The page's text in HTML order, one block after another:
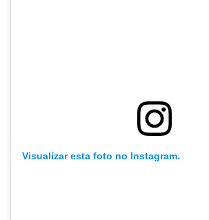
Visualizar esta foto no Instagram.